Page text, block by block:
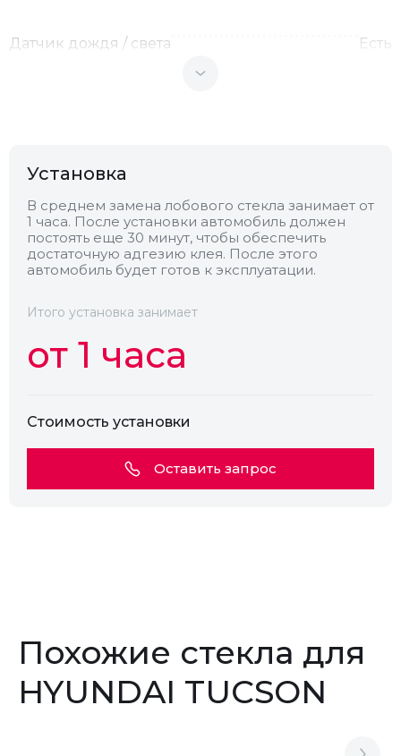
Датчик дождя / света Есть
Теплопоглощающее Нет
Обогрев
Камера
Установка
В среднем замена лобового стекла занимает от
1 часа. После установки автомобиль должен
постоять еще 30 минут, чтобы обеспечить
достаточную адгезию клея. После этого
автомобиль будет готов к эксплуатации.
Итого установка занимает
от 1 часа
Стоимость установки
Оставить запрос
Похожие стекла для
HYUNDAI TUCSON